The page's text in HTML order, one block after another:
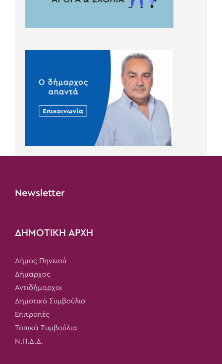
Newsletter
ΔΗΜΟΤΙΚΗ ΑΡΧΗ
Δήμος Πηνειού
Δήμαρχος
Αντιδήμαρχοι
Δημοτικό Συμβούλιο
Επιτροπές
Τοπικά Συμβούλια
Ν.Π.Δ.Δ.